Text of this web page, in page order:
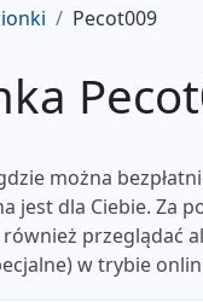
Pecot009
można
jest dla Ciebie. Za
przeglądać
w trybie